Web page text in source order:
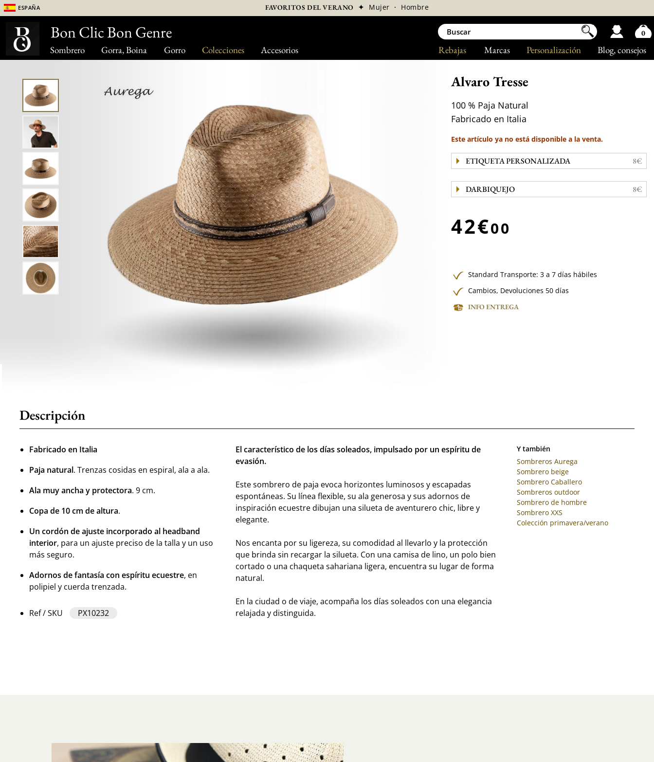
Sombrero Gorra, Boina Gorro Colecciones Accesorios Blog, consejos
Personalización
Marcas
Rebajas
España FAVORITOS DEL VERANO ✦ Mujer · Hombre
Alvaro Tresse
100 % Paja Natural
Fabricado en Italia
Este artículo ya no está disponible a la venta.
ETIQUETA PERSONALIZADA 8€
DARBIQUEJO 8€
42€00
Standard Transporte: 3 a 7 días hábiles
Cambios, Devoluciones 50 días
INFO ENTREGA
Descripción
Fabricado en Italia
Paja natural. Trenzas cosidas en espiral, ala a ala.
Ala muy ancha y protectora. 9 cm.
Copa de 10 cm de altura.
Un cordón de ajuste incorporado al headband
interior, para un ajuste preciso de la talla y un uso
más seguro.
Adornos de fantasía con espíritu ecuestre, en
polipiel y cuerda trenzada.
Ref / SKU PX10232
El característico de los días soleados, impulsado por un espíritu de
evasión.
Este sombrero de paja evoca horizontes luminosos y escapadas
espontáneas. Su línea flexible, su ala generosa y sus adornos de
inspiración ecuestre dibujan una silueta de aventurero chic, libre y
elegante.
Nos encanta por su ligereza, su comodidad al llevarlo y la protección
que brinda sin recargar la silueta. Con una camisa de lino, un polo bien
cortado o una chaqueta sahariana ligera, encuentra su lugar de forma
natural.
En la ciudad o de viaje, acompaña los días soleados con una elegancia
relajada y distinguida.
Y también
Sombreros Aurega
Sombrero beige
Sombrero Caballero
Sombreros outdoor
Sombrero de hombre
Sombrero XXS
Colección primavera/verano
Bon Clic Bon Genre 0